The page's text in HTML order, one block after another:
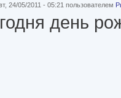
24/05/2011 - 05:21 пользователем
день